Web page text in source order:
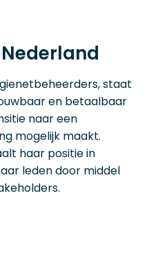
staat
en betaalbaar
naar een
mogelijk maakt.
haar positie in
leden door middel